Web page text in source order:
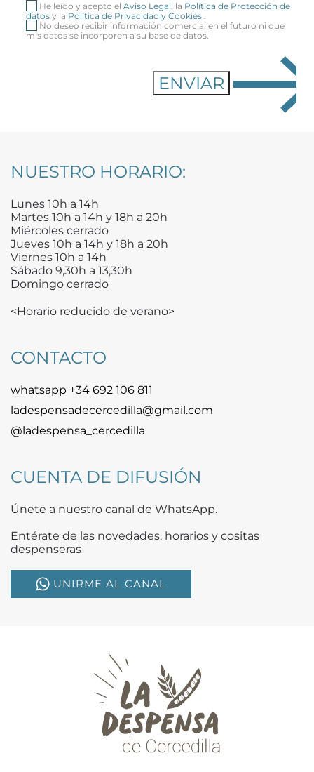
He leído y acepto el Aviso Legal, la Política de Protección de
datos y la Política de Privacidad y Cookies .
No deseo recibir información comercial en el futuro ni que
mis datos se incorporen a su base de datos.
NUESTRO HORARIO:
Lunes 10h a 14h
Martes 10h a 14h y 18h a 20h
Miércoles cerrado
Jueves 10h a 14h y 18h a 20h
Viernes 10h a 14h
Sábado 9,30h a 13,30h
Domingo cerrado
<Horario reducido de verano>
CONTACTO
whatsapp +34 692 106 811
ladespensadecercedilla@gmail.com
@ladespensa_cercedilla
CUENTA DE DIFUSIÓN
Únete a nuestro canal de WhatsApp.
Entérate de las novedades, horarios y cositas
despenseras
UNIRME AL CANAL